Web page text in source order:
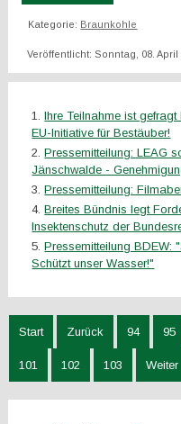
Kategorie: Braunkohle
Veröffentlicht: Sonntag, 08. April
Ihre Teilnahme ist
EU-Initiative für Bestäuber!
Pressemitteilung: LEAG
Jänschwalde -
Pressemitteilung:
Breites Bündnis legt
Insektenschutz der
Pressemitteilung BDEW:
Schützt unser Wasser!"
Start Zurück 94 95
101 102 103 Weiter